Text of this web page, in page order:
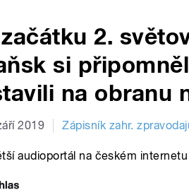
2.
si
na obranu
2019 Zápisník zahr.
audioportál na českém internetu